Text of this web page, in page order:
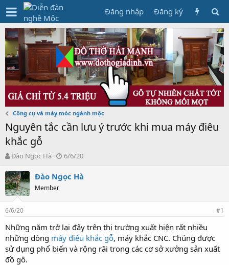
Đăng nhập Đăng ký
Công cụ và máy móc ngành mộc
Nguyên tắc cần lưu ý trước khi mua máy điêu
khắc gỗ
T
r
e
a
d
s
a
r
t
e
Đào Ngọc Hà
N
à
y
ử
6/6/20
Đào Ngọc Hà
Member
6/6/20 #1
Những năm trở lại đây trên thị trường xuất hiện rất nhiều
những dòng máy điêu khắc gỗ, máy khắc CNC. Chúng được
sử dụng phổ biến và rộng rãi trong các cơ sở xưởng sản xuất
đồ gỗ.